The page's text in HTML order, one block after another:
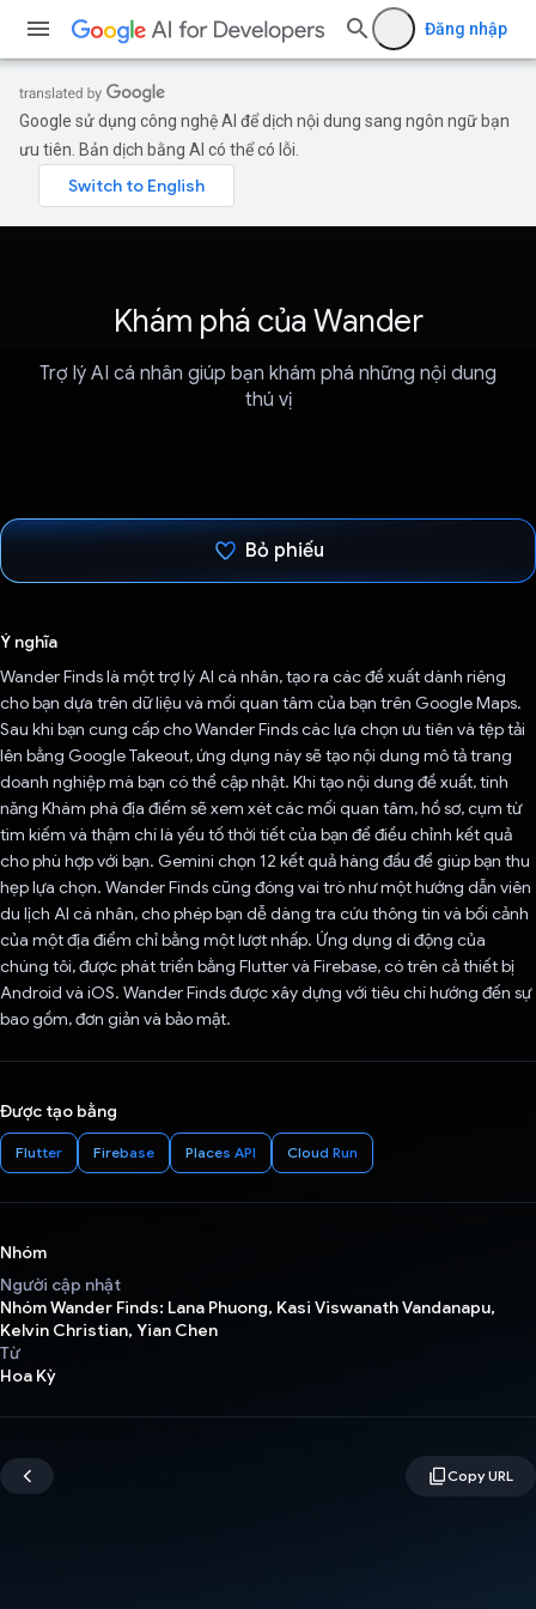
Đăng nhập
Google sử dụng công nghệ AI để dịch nội dung sang ngôn ngữ bạn
ưu tiên. Bản dịch bằng AI có thể có lỗi.
Khám phá của Wander
Trợ lý AI cá nhân giúp bạn khám phá những nội dung
thú vị
Bỏ phiếu
Ý nghĩa
Wander Finds là một trợ lý AI cá nhân, tạo ra các đề xuất dành riêng
cho bạn dựa trên dữ liệu và mối quan tâm của bạn trên Google Maps.
Sau khi bạn cung cấp cho Wander Finds các lựa chọn ưu tiên và tệp tải
lên bằng Google Takeout, ứng dụng này sẽ tạo nội dung mô tả trang
doanh nghiệp mà bạn có thể cập nhật. Khi tạo nội dung đề xuất, tính
năng Khám phá địa điểm sẽ xem xét các mối quan tâm, hồ sơ, cụm từ
tìm kiếm và thậm chí là yếu tố thời tiết của bạn để điều chỉnh kết quả
cho phù hợp với bạn. Gemini chọn 12 kết quả hàng đầu để giúp bạn thu
hẹp lựa chọn. Wander Finds cũng đóng vai trò như một hướng dẫn viên
du lịch AI cá nhân, cho phép bạn dễ dàng tra cứu thông tin và bối cảnh
của một địa điểm chỉ bằng một lượt nhấp. Ứng dụng di động của
chúng tôi, được phát triển bằng Flutter và Firebase, có trên cả thiết bị
Android và iOS. Wander Finds được xây dựng với tiêu chí hướng đến sự
bao gồm, đơn giản và bảo mật.
Được tạo bằng
Flutter Firebase Places API Cloud Run
Nhóm
Người cập nhật
Nhóm Wander Finds: Lana Phuong, Kasi Viswanath Vandanapu,
Kelvin Christian, Yian Chen
Từ
Hoa Kỳ